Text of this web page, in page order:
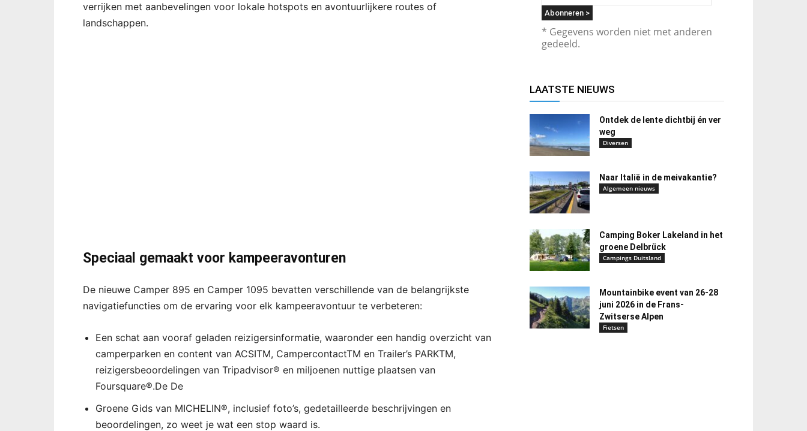
verrijken met aanbevelingen voor lokale hotspots en avontuurlijkere routes of
landschappen.
Speciaal gemaakt voor kampeeravonturen
De nieuwe Camper 895 en Camper 1095 bevatten verschillende van de belangrijkste
navigatiefuncties om de ervaring voor elk kampeeravontuur te verbeteren:
Een schat aan vooraf geladen reizigersinformatie, waaronder een handig overzicht van
camperparken en content van ACSITM, CampercontactTM en Trailer’s PARKTM,
reizigersbeoordelingen van Tripadvisor® en miljoenen nuttige plaatsen van
Foursquare®.De De
Groene Gids van MICHELIN®, inclusief foto’s, gedetailleerde beschrijvingen en
beoordelingen, zo weet je wat een stop waard is.
* Gegevens worden niet met anderen
gedeeld.
LAATSTE NIEUWS
Ontdek de lente dichtbij én ver
weg
Diversen
Naar Italië in de meivakantie?
Algemeen nieuws
Camping Boker Lakeland in het
groene Delbrück
Campings Duitsland
Mountainbike event van 26-28
juni 2026 in de Frans-
Zwitserse Alpen
Fietsen